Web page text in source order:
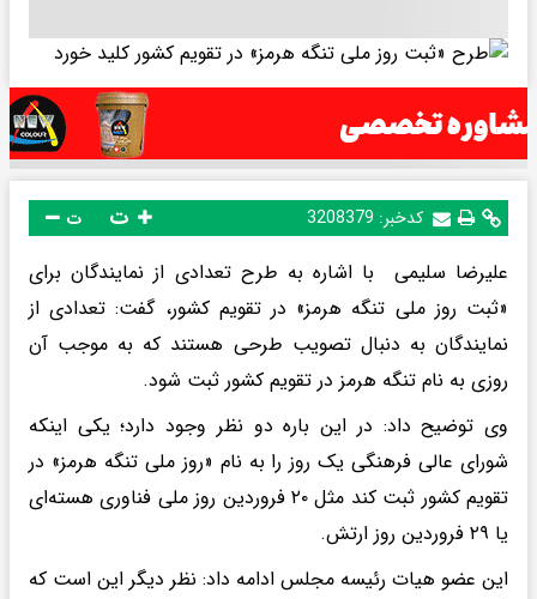
کدخبر: 3208379 ت
علیرضا سلیمی با اشاره به طرح تعدادی از نمایندگان برای
«ثبت روز ملی تنگه هرمز» در تقویم کشور، گفت: تعدادی از
نمایندگان به دنبال تصویب طرحی هستند که به موجب آن
روزی به نام تنگه هرمز در تقویم کشور ثبت شود.
وی توضیح داد: در این باره دو نظر وجود دارد؛ یکی اینکه
شورای عالی فرهنگی یک روز را به نام «روز ملی تنگه هرمز» در
تقویم کشور ثبت کند مثل ۲۰ فروردین روز ملی فناوری هسته‌ای
یا ۲۹ فروردین روز ارتش.
این عضو هیات رئیسه مجلس ادامه داد: نظر دیگر این است که